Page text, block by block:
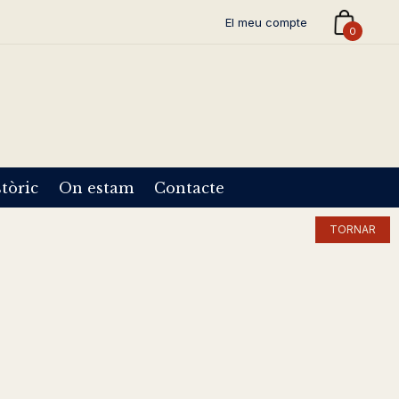
El meu compte
0
On estam Contacte
TORNAR